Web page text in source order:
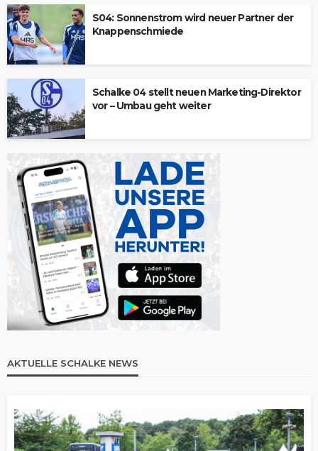
S04: Sonnenstrom wird neuer Partner der
Knappenschmiede
Schalke 04 stellt neuen Marketing-Direktor
vor – Umbau geht weiter
AKTUELLE SCHALKE NEWS